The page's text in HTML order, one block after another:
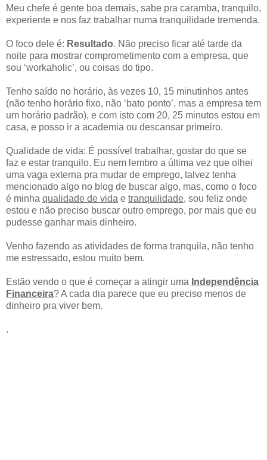
Meu chefe é gente boa demais, sabe pra caramba, tranquilo,
experiente e nos faz trabalhar numa tranquilidade tremenda.
O foco dele é: Resultado. Não preciso ficar até tarde da
noite para mostrar comprometimento com a empresa, que
sou ‘workaholic’, ou coisas do tipo.
Tenho saído no horário, às vezes 10, 15 minutinhos antes
(não tenho horário fixo, não ‘bato ponto’, mas a empresa tem
um horário padrão), e com isto com 20, 25 minutos estou em
casa, e posso ir a academia ou descansar primeiro.
Qualidade de vida: É possível trabalhar, gostar do que se
faz e estar tranquilo. Eu nem lembro a última vez que olhei
uma vaga externa pra mudar de emprego, talvez tenha
mencionado algo no blog de buscar algo, mas, como o foco
é minha qualidade de vida e tranquilidade, sou feliz onde
estou e não preciso buscar outro emprego, por mais que eu
pudesse ganhar mais dinheiro.
Venho fazendo as atividades de forma tranquila, não tenho
me estressado, estou muito bem.
Estão vendo o que é começar a atingir uma Independência
Financeira? A cada dia parece que eu preciso menos de
dinheiro pra viver bem.
.